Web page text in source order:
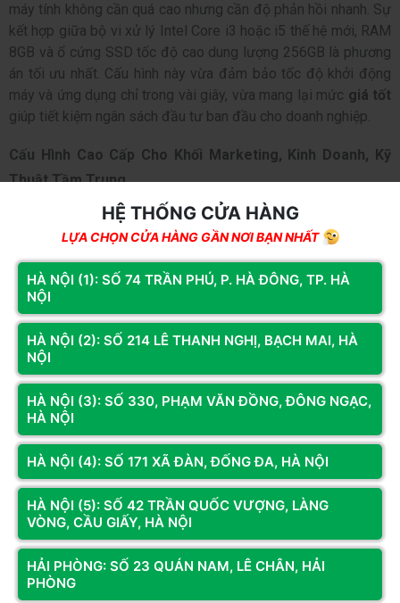
máy tính không cần quá cao nhưng cần độ phản hồi nhanh. Sự
kết hợp giữa bộ vi xử lý Intel Core i3 hoặc i5 thế hệ mới, RAM
8GB và ổ cứng SSD tốc độ cao dung lượng 256GB là phương
án tối ưu nhất. Cấu hình này vừa đảm bảo tốc độ khởi động
máy và ứng dụng chỉ trong vài giây, vừa mang lại mức giá tốt
giúp tiết kiệm ngân sách đầu tư ban đầu cho doanh nghiệp.
Cấu Hình Cao Cấp Cho Khối Marketing, Kinh Doanh, Kỹ
Thuật Tầm Trung
Nhân viên thuộc các phòng ban này thường xuyên phải xử lý
các hình ảnh 2D cơ bản (Photoshop, Canva), chạy các chiến
hàng lớn. Do đó, một cấu hình mạnh mẽ hơn với CPU đa nhân,
RAM 16GB và có thể tích hợp thêm card đồ họa rời phân khúc
phổ thông là rất cần thiết. Cấu hình này đóng vai trò lai giữa
máy văn phòng và PC đồ họanhẹ, đảm bảo tính linh hoạt tối
đa trong quá trình sử dụng.
HỆ THỐNG CỬA HÀNG
LỰA CHỌN CỬA HÀNG GẦN NƠI BẠN NHẤT
HÀ NỘI (1): SỐ 74 TRẦN PHÚ, P. HÀ ĐÔNG, TP. HÀ
NỘI
HÀ NỘI (2): SỐ 214 LÊ THANH NGHỊ, BẠCH MAI, HÀ
NỘI
HÀ NỘI (3): SỐ 330, PHẠM VĂN ĐỒNG, ĐÔNG NGẠC,
HÀ NỘI
HÀ NỘI (4): SỐ 171 XÃ ĐÀN, ĐỐNG ĐA, HÀ NỘI
HÀ NỘI (5): SỐ 42 TRẦN QUỐC VƯỢNG, LÀNG
VÒNG, CẦU GIẤY, HÀ NỘI
HẢI PHÒNG: SỐ 23 QUÁN NAM, LÊ CHÂN, HẢI
PHÒNG